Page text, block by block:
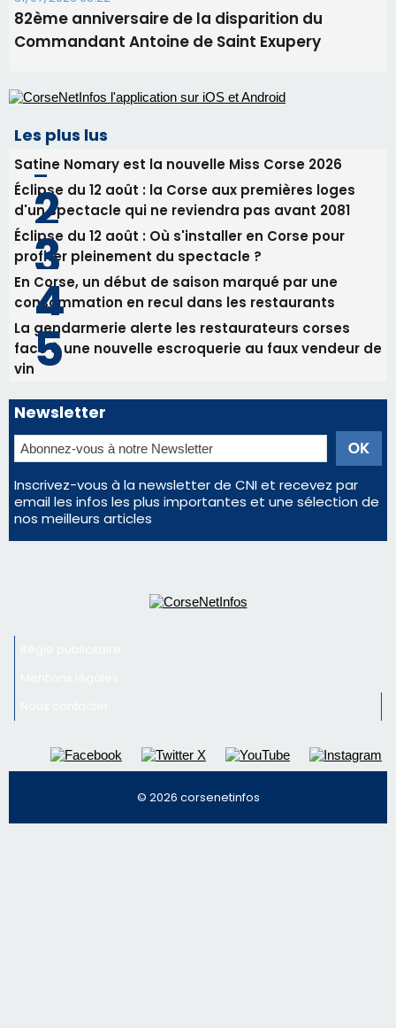
Éclipse du 12 août : la Corse aux premières loges
d'un spectacle qui ne reviendra pas avant 2081
profiter pleinement du spectacle ?
consommation en recul dans les restaurants
La gendarmerie alerte les restaurateurs corses
face à une nouvelle escroquerie au faux vendeur de
vin
Newsletter
Inscrivez-vous à la newsletter de CNI et recevez par
email les infos les plus importantes et une sélection de
nos meilleurs articles
Régie publicitaire
Mentions légales
Nous contacter